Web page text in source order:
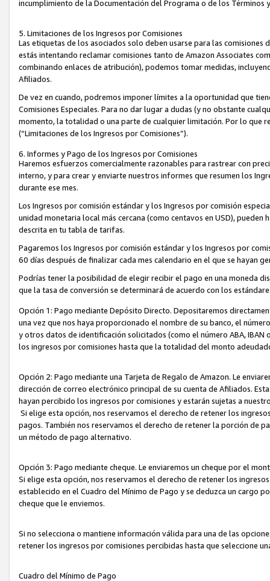
incumplimiento de la Documentación del Programa o de los Términos
5. Limitaciones de los Ingresos por Comisiones
Las etiquetas de los asociados solo deben usarse para las
estás intentando reclamar comisiones tanto de Amazon Associates
combinando enlaces de atribución), podemos tomar medidas,
Afiliados.
De vez en cuando, podremos imponer límites a la oportunidad que
Comisiones Especiales. Para no dar lugar a dudas (y no obstante
momento, la totalidad o una parte de cualquier limitación. Por lo que
(“Limitaciones de los Ingresos por Comisiones”).
6. Informes y Pago de los Ingresos por Comisiones
Haremos esfuerzos comercialmente razonables para rastrear con
interno, y para crear y enviarte nuestros informes que resumen los
durante ese mes.
Los Ingresos por comisión estándar y los Ingresos por comisión
unidad monetaria local más cercana (como centavos en USD),
descrita en tu tabla de tarifas.
Pagaremos los Ingresos por comisión estándar y los Ingresos por
60 días después de finalizar cada mes calendario en el que se hayan
Podrías tener la posibilidad de elegir recibir el pago en una moneda
que la tasa de conversión se determinará de acuerdo con los
Opción 1: Pago mediante Depósito Directo. Depositaremos
una vez que nos haya proporcionado el nombre de su banco, el
y otros datos de identificación solicitados (como el número ABA,
los ingresos por comisiones hasta que la totalidad del monto
Opción 2: Pago mediante una Tarjeta de Regalo de Amazon. Le
dirección de correo electrónico principal de su cuenta de Afiliados.
hayan percibido los ingresos por comisiones y estarán sujetas a
Si elige esta opción, nos reservamos el derecho de retener los
pagos. También nos reservamos el derecho de retener la porción de
un método de pago alternativo.
Opción 3: Pago mediante cheque. Le enviaremos un cheque por el
Si elige esta opción, nos reservamos el derecho de retener los
establecido en el Cuadro del Mínimo de Pago y se deduzca un cargo
cheque que le enviemos.
Si no selecciona o mantiene información válida para una de las
retener los ingresos por comisiones percibidas hasta que seleccione
Cuadro del Mínimo de Pago